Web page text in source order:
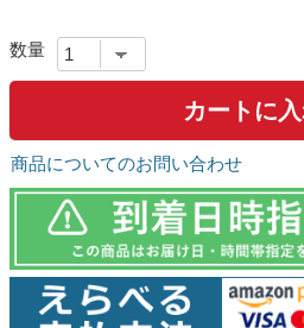
カートに
商品についてのお問い合わせ